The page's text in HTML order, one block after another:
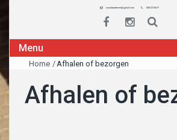
snackbardemert@gmail.com 040-2216677
Menu
Home /Afhalen of bezorgen
Afhalen of